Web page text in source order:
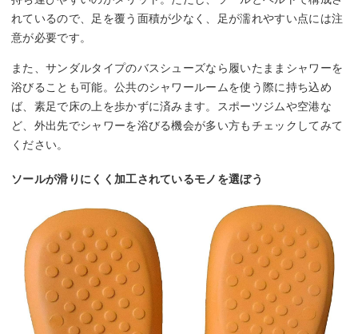
れているので、足を覆う面積が少なく、足が濡れやすい点には注
意が必要です。
また、サンダルタイプのバスシューズなら履いたままシャワーを
浴びることも可能。公共のシャワールームを使う際に持ち込め
ば、素足で床の上を歩かずに済みます。スポーツジムや空港な
ど、外出先でシャワーを浴びる機会が多い方もチェックしてみて
ください。
ソールが滑りにくく加工されているモノを選ぼう